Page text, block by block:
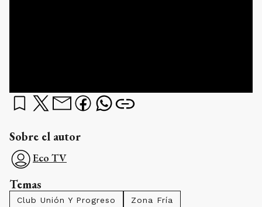
Sobre el autor
Eco TV
Temas
Club Unión Y Progreso Zona Fría